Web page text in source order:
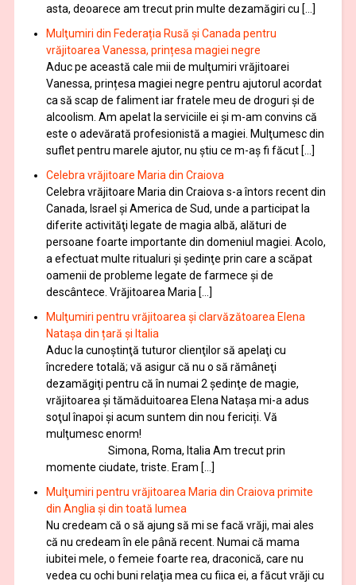
asta, deoarece am trecut prin multe dezamăgiri cu […]
Mulţumiri din Federația Rusă și Canada pentru
vrăjitoarea Vanessa, prințesa magiei negre
Aduc pe această cale mii de mulţumiri vrăjitoarei
Vanessa, prințesa magiei negre pentru ajutorul acordat
ca să scap de faliment iar fratele meu de droguri și de
alcoolism. Am apelat la serviciile ei şi m-am convins că
este o adevărată profesionistă a magiei. Mulţumesc din
suflet pentru marele ajutor, nu știu ce m-aș fi făcut […]
Celebra vrăjitoare Maria din Craiova
Celebra vrăjitoare Maria din Craiova s-a întors recent din
Canada, Israel şi America de Sud, unde a participat la
diferite activităţi legate de magia albă, alături de
persoane foarte importante din domeniul magiei. Acolo,
a efectuat multe ritualuri şi şedinţe prin care a scăpat
oamenii de probleme legate de farmece şi de
descântece. Vrăjitoarea Maria […]
Mulţumiri pentru vrăjitoarea și clarvăzătoarea Elena
Natașa din țară și Italia
Aduc la cunoştinţă tuturor clienţilor să apelaţi cu
încredere totală; vă asigur că nu o să rămâneţi
dezamăgiţi pentru că în numai 2 şedinţe de magie,
vrăjitoarea și tămăduitoarea Elena Natașa mi-a adus
soţul înapoi și acum suntem din nou fericiți. Vă
mulţumesc enorm!
Simona, Roma, Italia Am trecut prin
momente ciudate, triste. Eram […]
Mulţumiri pentru vrăjitoarea Maria din Craiova primite
din Anglia și din toată lumea
Nu credeam că o să ajung să mi se facă vrăji, mai ales
că nu credeam în ele până recent. Numai că mama
iubitei mele, o femeie foarte rea, draconică, care nu
vedea cu ochi buni relaţia mea cu fiica ei, a făcut vrăji cu